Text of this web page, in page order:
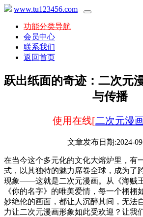
www.tu123456.com
功能分类导航
会员中心
联系我们
返回首页
跃出纸面的奇迹：二次元
与传播
使用在线[二次元漫
文章发布日期:2024-
在当今这个多元化的文化大熔炉里，有
式，以其独特的魅力席卷全球，成为了
现象——这就是二次元漫画。从《海贼
《你的名字》的唯美爱情，每一个栩栩
妙绝伦的画面，都让人沉醉其间，无法
力让二次元漫画形象如此受欢迎？让我